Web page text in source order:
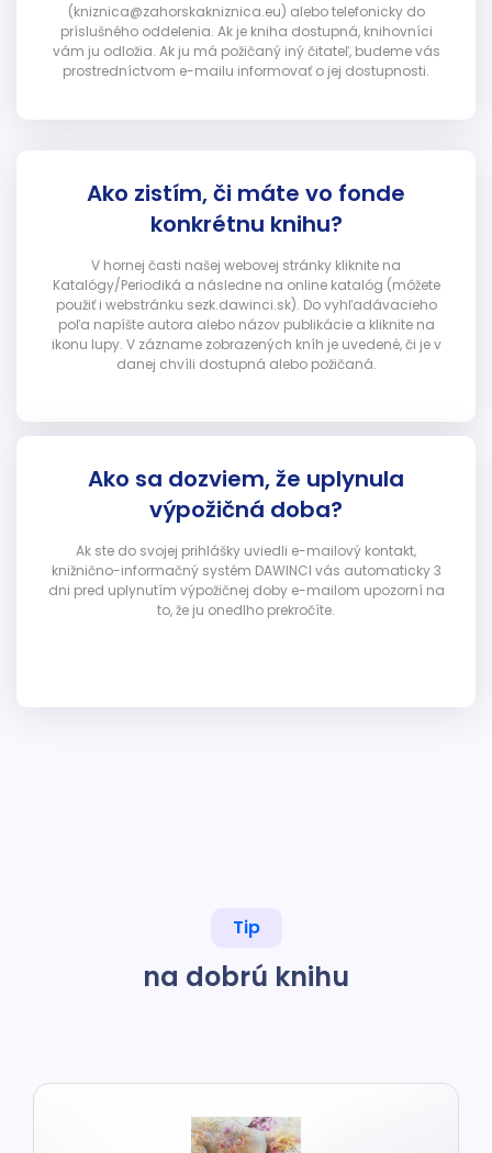
(kniznica@zahorskakniznica.eu) alebo telefonicky do
príslušného oddelenia. Ak je kniha dostupná, knihovníci
vám ju odložia. Ak ju má požičaný iný čitateľ, budeme vás
prostredníctvom e-mailu informovať o jej dostupnosti.
Ako zistím, či máte vo fonde
konkrétnu knihu?
V hornej časti našej webovej stránky kliknite na
Katalógy/Periodiká a následne na online katalóg (môžete
použiť i webstránku sezk.dawinci.sk). Do vyhľadávacieho
poľa napíšte autora alebo názov publikácie a kliknite na
ikonu lupy. V zázname zobrazených kníh je uvedené, či je v
danej chvíli dostupná alebo požičaná.
Ako sa dozviem, že uplynula
výpožičná doba?
Ak ste do svojej prihlášky uviedli e-mailový kontakt,
knižnično-informačný systém DAWINCI vás automaticky 3
dni pred uplynutím výpožičnej doby e-mailom upozorní na
to, že ju onedlho prekročíte.
Tip
na dobrú knihu